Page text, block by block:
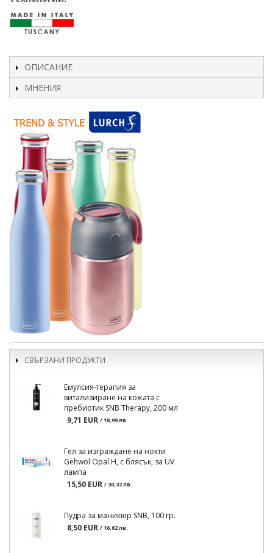
ОПИСАНИЕ
МНЕНИЯ
СВЪРЗАНИ ПРОДУКТИ
Емулсия-терапия за
витализиране на кожата с
пребиотик SNB Therapy, 200 мл
9,71 EUR / 18,99 лв.
Гел за изграждане на нокти
Gehwol Opal H, с блясък, за UV
лампа
15,50 EUR / 30,32 лв.
Пудра за маникюр SNB, 100 гр.
8,50 EUR / 16,62 лв.